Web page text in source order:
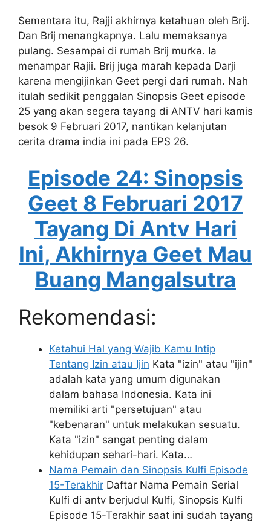
Sementara itu, Rajji akhirnya ketahuan oleh Brij.
Dan Brij menangkapnya. Lalu memaksanya
pulang. Sesampai di rumah Brij murka. Ia
menampar Rajii. Brij juga marah kepada Darji
karena mengijinkan Geet pergi dari rumah. Nah
itulah sedikit penggalan Sinopsis Geet episode
25 yang akan segera tayang di ANTV hari kamis
besok 9 Februari 2017, nantikan kelanjutan
cerita drama india ini pada EPS 26.
Episode 24: Sinopsis
Geet 8 Februari 2017
Tayang Di Antv Hari
Ini, Akhirnya Geet Mau
Buang Mangalsutra
Rekomendasi:
Ketahui Hal yang Wajib Kamu Intip
Tentang Izin atau Ijin Kata "izin" atau "ijin"
adalah kata yang umum digunakan
dalam bahasa Indonesia. Kata ini
memiliki arti "persetujuan" atau
"kebenaran" untuk melakukan sesuatu.
Kata "izin" sangat penting dalam
kehidupan sehari-hari. Kata…
Nama Pemain dan Sinopsis Kulfi Episode
15-Terakhir Daftar Nama Pemain Serial
Kulfi di antv berjudul Kulfi, Sinopsis Kulfi
Episode 15-Terakhir saat ini sudah tayang